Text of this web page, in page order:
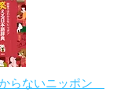
らないニッポン